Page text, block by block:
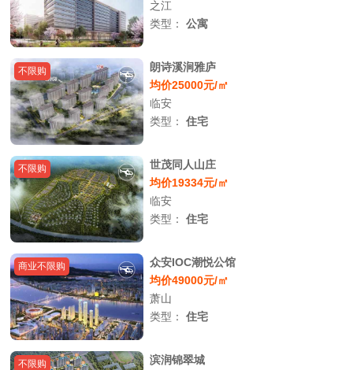
之江
类型：公寓
不限购
朗诗溪涧雅庐
均价25000元/㎡
临安
类型：住宅
不限购
世茂同人山庄
均价19334元/㎡
临安
类型：住宅
商业不限购
众安IOC潮悦公馆
均价49000元/㎡
萧山
类型：住宅
不限购
滨润锦翠城